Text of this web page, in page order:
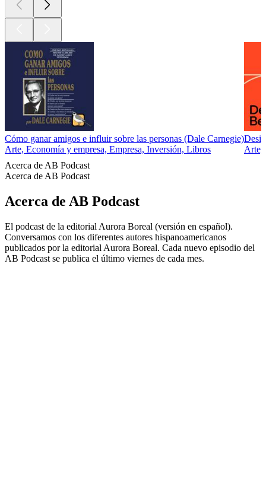
Cómo ganar amigos e influir sobre las personas (Dale Carnegie)
Arte, Economía y empresa, Empresa, Inversión, Libros
Arte,
Acerca de AB Podcast
Acerca de AB Podcast
Acerca de AB Podcast
El podcast de la editorial Aurora Boreal (versión en español).
Conversamos con los diferentes autores hispanoamericanos
publicados por la editorial Aurora Boreal. Cada nuevo episodio del
AB Podcast se publica el último viernes de cada mes.